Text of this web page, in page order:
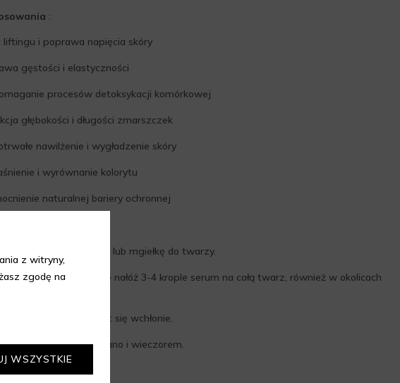
:
liftingu i poprawa napięcia skóry
gęstości i elastyczności
procesów detoksykacji komórkowej
głębokości i długości zmarszczek
nawilżenie i wygładzenie skóry
i wyrównanie kolorytu
naturalnej bariery ochronnej
skórę i zastosuj tonik lub mgiełkę do twarzy.
palców delikatnie nałóż 3-4 krople serum na całą twarz, również w okolicach
5 minut, aż produkt się wchłonie.
dwa razy dziennie – rano i wieczorem.
z witryny,
zgodę na
WSZYSTKIE